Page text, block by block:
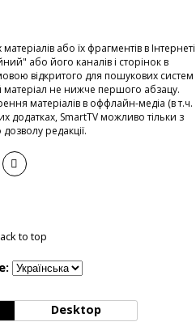
або їх фрагментів в Інтернеті
або його каналів і сторінок в
відкритого для пошукових систем
матеріал не нижче першого абзацу.
матеріалів в оффлайн-медіа (в т.ч.
додатках, SmartTV можливо тільки з
редакції.
to top
Desktop